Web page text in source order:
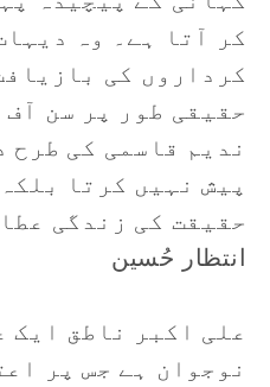
کر آتا ہے۔ وہ
کرداروں کی
حقیقی طور پر سن
ندیم قاسمی کی طرح
پیش نہیں کرتا
حقیقت کی زندگی
انتظار حُسین
علی اکبر ناطق ایک
نوجوان ہے جس پر